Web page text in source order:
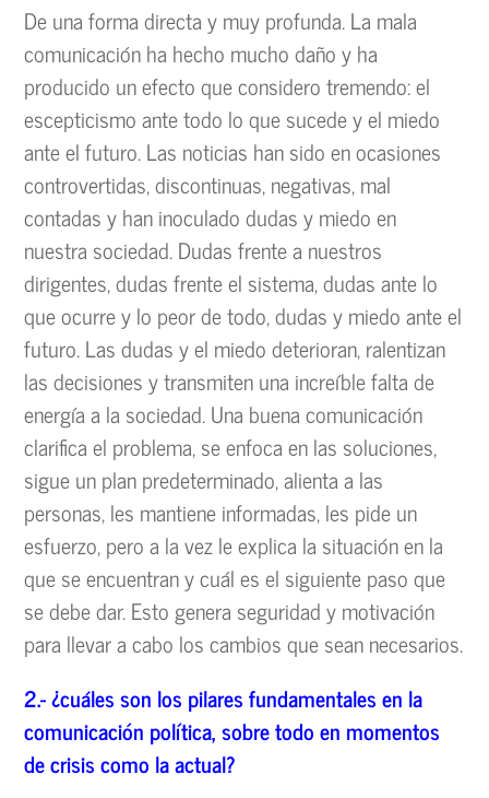
De una forma directa y muy profunda. La mala
comunicación ha hecho mucho daño y ha
producido un efecto que considero tremendo: el
escepticismo ante todo lo que sucede y el miedo
ante el futuro. Las noticias han sido en ocasiones
controvertidas, discontinuas, negativas, mal
contadas y han inoculado dudas y miedo en
nuestra sociedad. Dudas frente a nuestros
dirigentes, dudas frente el sistema, dudas ante lo
que ocurre y lo peor de todo, dudas y miedo ante el
futuro. Las dudas y el miedo deterioran, ralentizan
las decisiones y transmiten una increíble falta de
energía a la sociedad. Una buena comunicación
clarifica el problema, se enfoca en las soluciones,
sigue un plan predeterminado, alienta a las
personas, les mantiene informadas, les pide un
esfuerzo, pero a la vez le explica la situación en la
que se encuentran y cuál es el siguiente paso que
se debe dar. Esto genera seguridad y motivación
para llevar a cabo los cambios que sean necesarios.
2.-¿cuáles son los pilares fundamentales en la
comunicación política, sobre todo en momentos
de crisis como la actual?